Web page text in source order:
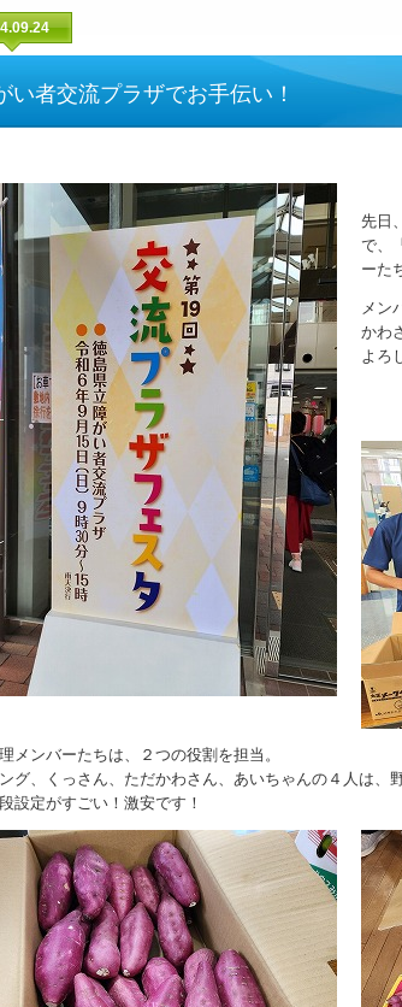
い者交流プラザでお手伝い！
先日
で、
ーた
メン
かわ
よろ
メンバーたちは、２つの役割を担当。
グ、くっさん、ただかわさん、あいちゃんの４人は、
設定がすごい！激安です！